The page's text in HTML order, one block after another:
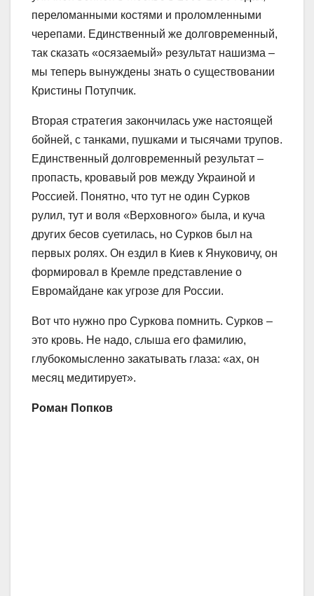
переломанными костями и проломленными
черепами. Единственный же долговременный,
так сказать «осязаемый» результат нашизма –
мы теперь вынуждены знать о существовании
Кристины Потупчик.
Вторая стратегия закончилась уже настоящей
бойней, с танками, пушками и тысячами трупов.
Единственный долговременный результат –
пропасть, кровавый ров между Украиной и
Россией. Понятно, что тут не один Сурков
рулил, тут и воля «Верховного» была, и куча
других бесов суетилась, но Сурков был на
первых ролях. Он ездил в Киев к Януковичу, он
формировал в Кремле представление о
Евромайдане как угрозе для России.
Вот что нужно про Суркова помнить. Сурков –
это кровь. Не надо, слыша его фамилию,
глубокомысленно закатывать глаза: «ах, он
месяц медитирует».
Роман Попков